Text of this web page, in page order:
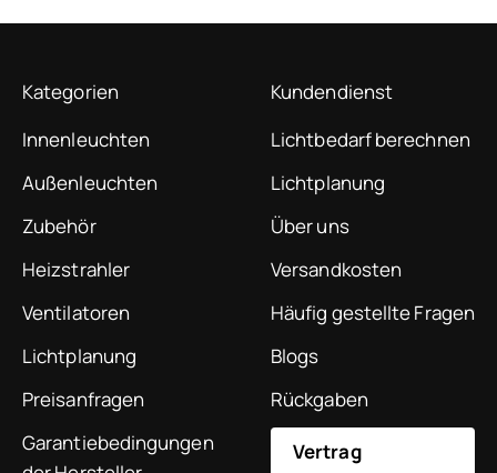
Kategorien
Innenleuchten
Außenleuchten
Zubehör
Heizstrahler
Ventilatoren
Lichtplanung
Preisanfragen
Garantiebedingungen
Kundendienst
Lichtbedarf berechnen
Lichtplanung
Über uns
Versandkosten
Häufig gestellte Fragen
Blogs
Rückgaben
Vertrag